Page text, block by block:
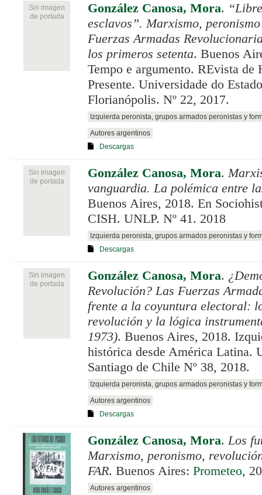
Sin imagen
de portada
González Canosa, Mora.
esclavos”. Marxismo,
Fuerzas Armadas
los primeros setenta. Buenos
Tempo e argumento. REvista de
Presente. Universidade do
Florianópolis. Nº 22, 2017.
Izquierda peronista, grupos armados peronistas y
Autores argentinos
Descargas
Sin imagen
de portada
González Canosa, Mora.
vanguardia. La polémica entre
Buenos Aires, 2018. En
CISH. UNLP. Nº 41. 2018
Izquierda peronista, grupos armados peronistas y
Descargas
Sin imagen
de portada
González Canosa, Mora.
Revolución? Las Fuerzas
frente a la coyuntura electoral:
revolución y la lógica
1973). Buenos Aires, 2018.
histórica desde América Latina.
Santiago de Chile Nº 38, 2018.
Izquierda peronista, grupos armados peronistas y
Autores argentinos
Descargas
González Canosa, Mora. Los
Marxismo, peronismo,
FAR. Buenos Aires: Prometeo,
Autores argentinos